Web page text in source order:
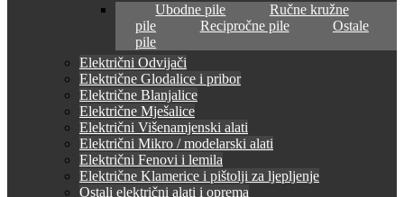
Ubodne pile
Ručne kružne
pile
Recipročne pile
Ostale
pile
Električni Odvijači
Električne Glodalice i pribor
Električne Blanjalice
Električne Mješalice
Električni Višenamjenski alati
Električni Mikro / modelarski alati
Električni Fenovi i lemila
Električne Klamerice i pištolji za ljepljenje
Ostali električni alati i oprema